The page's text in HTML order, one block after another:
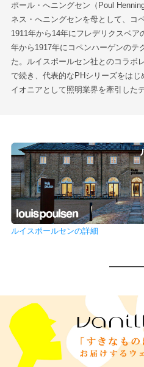
ポール・へニングセン（Poul
ネス・へニングセンを母として、コ
1911年から14年にフレデリクスベ
年から1917年にコペンハーゲンのテ
た。ルイスポールセン社とのコラボ
で続き、代表的なPHシリーズをは
イオニアとして照明業界を牽引した
ルイスポールセンの詳細